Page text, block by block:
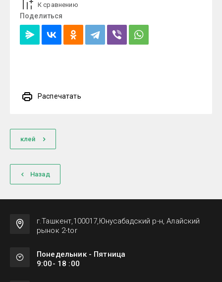
К сравнению
Поделиться
Распечатать
клей
Назад
г.Ташкент,100017,Юнусабадский р-н, Алайский
рынок 2-tor
Понедельник - Пятница
9:00- 18 :00